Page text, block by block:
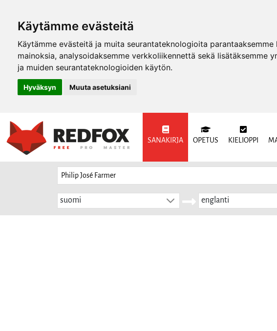
Käytämme evästeitä
Käytämme evästeitä ja muita seurantateknologioita
mainoksia, analysoidaksemme verkkoliikennettä sekä lisätäksemme
ja muiden seurantateknologioiden käytön.
Hyväksyn Muuta asetuksiani
SANAKIRJA OPETUS KIELIOPPI
suomi englanti